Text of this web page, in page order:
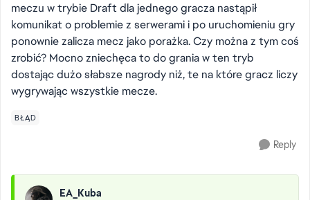
meczu w trybie Draft dla jednego gracza nastąpił
komunikat o problemie z serwerami i po uruchomieniu gry
ponownie zalicza mecz jako porażka. Czy można z tym coś
zrobić? Mocno zniechęca to do grania w ten tryb
dostając dużo słabsze nagrody niż, te na które gracz liczy
wygrywając wszystkie mecze.
BŁĄD
Reply
EA_Kuba